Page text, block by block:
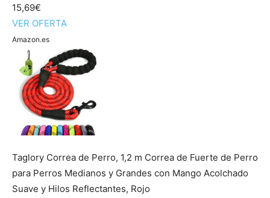
15,69€
VER OFERTA
Amazon.es
Taglory Correa de Perro, 1,2 m Correa de Fuerte de Perro
para Perros Medianos y Grandes con Mango Acolchado
Suave y Hilos Reflectantes, Rojo